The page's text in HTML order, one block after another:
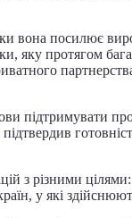
вона посилює
яку протягом
підтримувати
різними цілями:
у які